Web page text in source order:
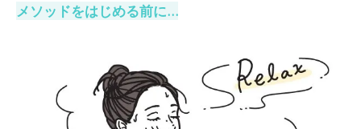
メソッドをはじめる前に…